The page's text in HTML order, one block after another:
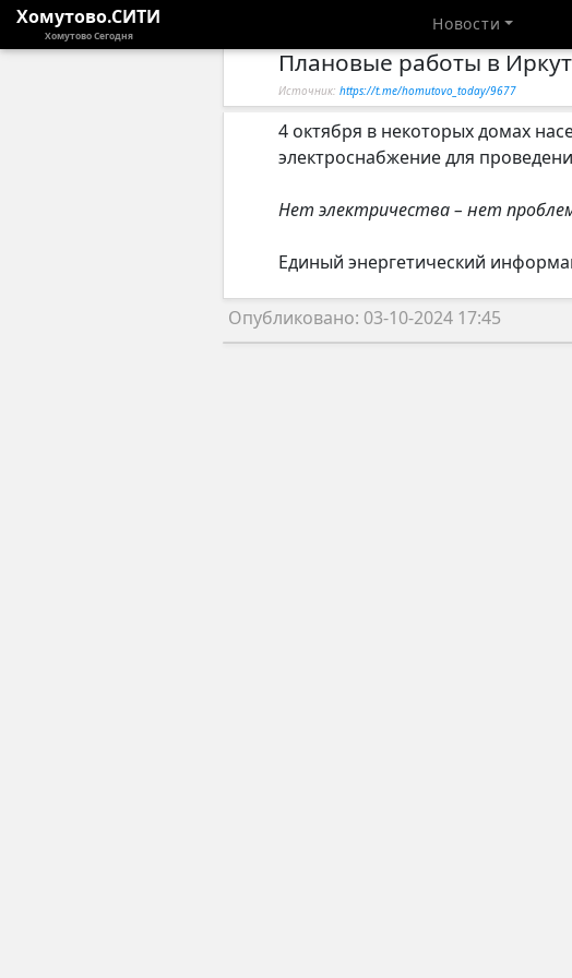
Хомутово.СИТИ
Хомутово Сегодня
Новости
Плановые работы в
Источник: https://t.me/homutovo_today/9677
4 октября в некоторых домах
электроснабжение для
Нет электричества – нет
Единый энергетический
Опубликовано: 03-10-2024 17:45